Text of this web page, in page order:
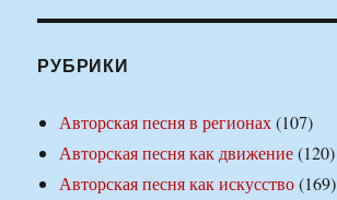
РУБРИКИ
Авторская песня в регионах(107)
Авторская песня как движение(120)
Авторская песня как искусство(169)